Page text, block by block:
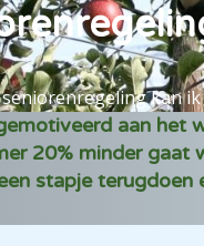
seniorenregeling kan
aan het
20% minder gaat
stapje